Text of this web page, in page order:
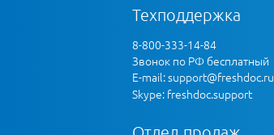
Техподдержка
8-800-333-14-84
Звонок по РФ бесплатный
E-mail:support@freshdoc.ru
Skype: freshdoc.support